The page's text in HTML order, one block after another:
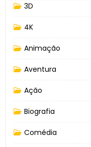
3D
4K
Animação
Aventura
Ação
Biografia
Comédia